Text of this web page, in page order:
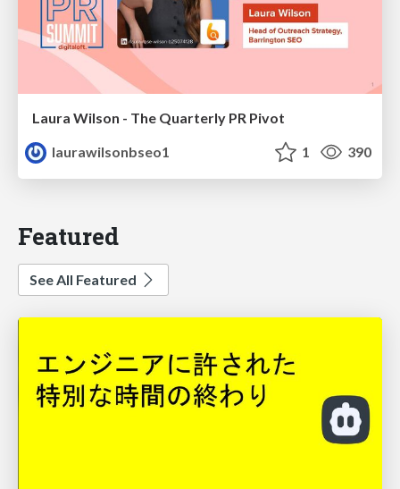
Laura Wilson - The Quarterly PR Pivot
laurawilsonbseo1
1 390
Featured
See All Featured